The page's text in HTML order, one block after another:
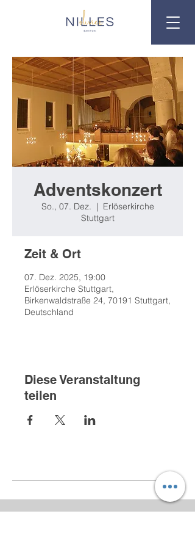
Adventskonzert
So., 07. Dez.
  |
Erlöserkirche
Stuttgart
Zeit & Ort
07. Dez. 2025, 19:00
Erlöserkirche Stuttgart,
Birkenwaldstraße 24, 70191 Stuttgart,
Deutschland
Diese Veranstaltung
teilen